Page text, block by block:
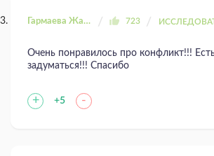
Гармаева Жаргала 723
Очень понравилось про конфликт!!!
задуматься!!! Спасибо
+ +5 -